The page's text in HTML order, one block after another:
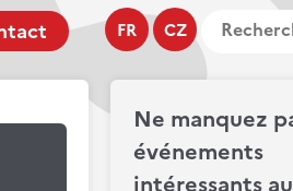
FR CZ
Ne manquez
événements
intéressants